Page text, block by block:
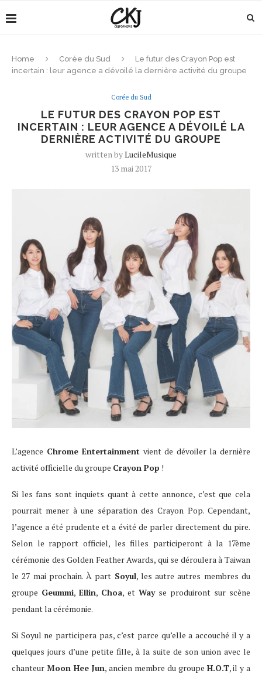
Home Corée du Sud
Le futur des Crayon Pop est
incertain : leur agence a dévoilé la dernière activité du groupe
Corée du Sud
LE FUTUR DES CRAYON POP EST
INCERTAIN : LEUR AGENCE A DÉVOILÉ LA
DERNIÈRE ACTIVITÉ DU GROUPE
written byLucileMusique
13 mai 2017
L’agence Chrome Entertainment vient de dévoiler la dernière
activité officielle du groupe Crayon Pop !
Si les fans sont inquiets quant à cette annonce, c’est que cela
pourrait mener à une séparation des Crayon Pop. Cependant,
l’agence a été prudente et a évité de parler directement du pire.
Selon le rapport officiel, les filles participeront à la 17ème
cérémonie des Golden Feather Awards, qui se déroulera à Taiwan
le 27 mai prochain. À part Soyul, les autre autres membres du
groupe Geummi, Ellin, Choa, et Wayse produiront sur scène
pendant la cérémonie.
Si Soyul ne participera pas, c’est parce qu’elle a accouché il y a
quelques jours d’une petite fille, à la suite de son union avec le
chanteur Moon Hee Jun, ancien membre du groupe H.O.T, il y a